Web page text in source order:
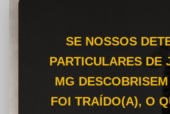
SE NOSSOS
PARTICULARES DE
MG
FOI TRAÍDO(A), O